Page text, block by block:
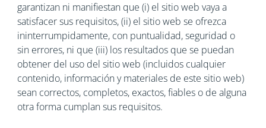
garantizan ni manifiestan que (i) el sitio web vaya a
satisfacer sus requisitos, (ii) el sitio web se ofrezca
ininterrumpidamente, con puntualidad, seguridad o
sin errores, ni que (iii) los resultados que se puedan
obtener del uso del sitio web (incluidos cualquier
contenido, información y materiales de este sitio web)
sean correctos, completos, exactos, fiables o de alguna
otra forma cumplan sus requisitos.